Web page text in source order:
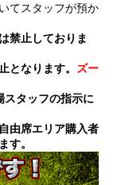
てスタッフが預か
禁止しておりま
となります。
ズー
スタッフの指示に
由席エリア購入者
す。